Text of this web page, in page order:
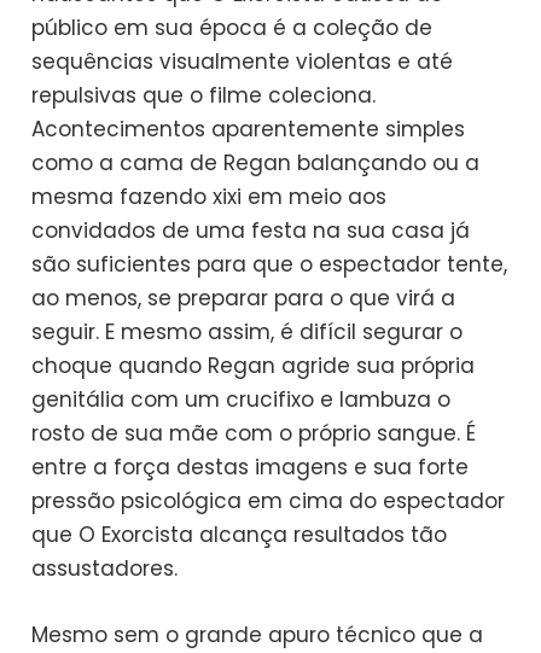
público em sua época é a coleção de
sequências visualmente violentas e até
repulsivas que o filme coleciona.
Acontecimentos aparentemente simples
como a cama de Regan balançando ou a
mesma fazendo xixi em meio aos
convidados de uma festa na sua casa já
são suficientes para que o espectador tente,
ao menos, se preparar para o que virá a
seguir. E mesmo assim, é difícil segurar o
choque quando Regan agride sua própria
genitália com um crucifixo e lambuza o
rosto de sua mãe com o próprio sangue. É
entre a força destas imagens e sua forte
pressão psicológica em cima do espectador
que O Exorcista alcança resultados tão
assustadores.
Mesmo sem o grande apuro técnico que a